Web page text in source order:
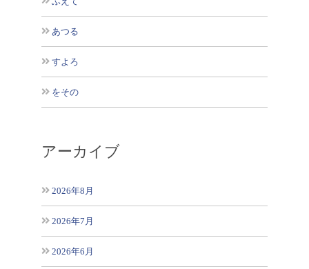
あつる
すよろ
をその
アーカイブ
2026年8月
2026年7月
2026年6月